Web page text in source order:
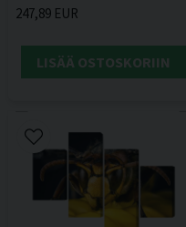
247,89 EUR
LISÄÄ OSTOSKORIIN